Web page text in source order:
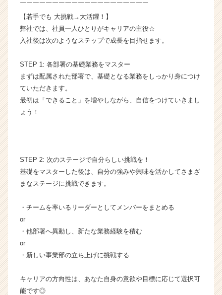
ら
ス
カ
が
届
就
ア
キ
ャ
ア
e
r
￣￣￣￣￣￣￣￣￣￣￣￣￣￣￣￣￣￣￣￣
【若手でも 大挑戦→大活躍！】
弊社では、社員一人ひとりがキャリアの主役☆
入社後は次のようなステップで成長を目指せます。
STEP 1: 各部署の基礎業務をマスター
まずは配属された部署で、基礎となる業務をしっかり身につけ
ていただきます。
最初は「できること」を増やしながら、自信をつけていきまし
ょう！
STEP 2: 次のステージで自分らしい挑戦を！
基礎をマスターした後は、自分の強みや興味を活かしてさまざ
まなステージに挑戦できます。
・チームを率いるリーダーとしてメンバーをまとめる
or
・他部署へ異動し、新たな業務経験を積む
or
・新しい事業部の立ち上げに挑戦する
キャリアの方向性は、あなた自身の意欲や目標に応じて選択可
能です◎